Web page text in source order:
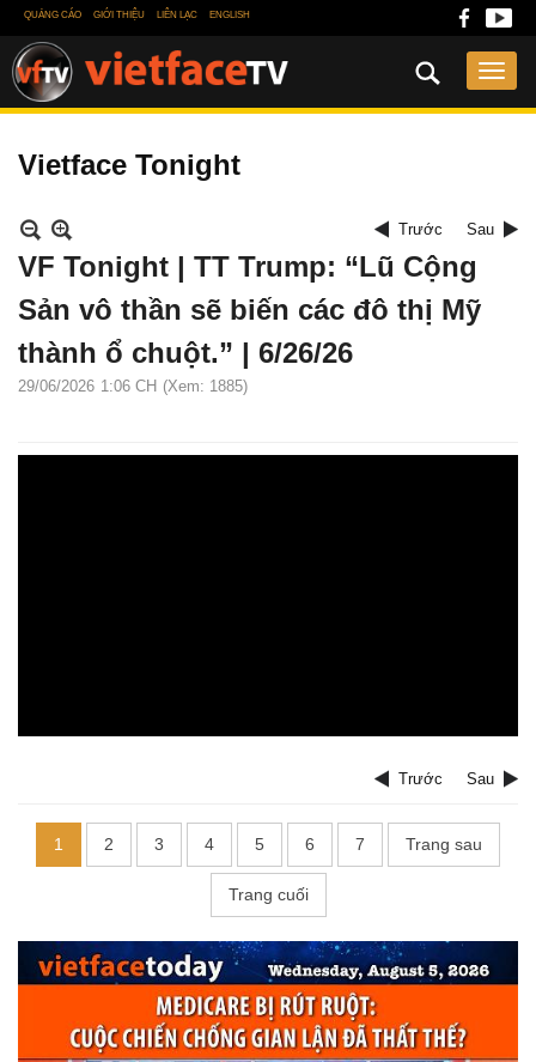
QUẢNG CÁO GIỚI THIỆU LIÊN LẠC ENGLISH
Vietface Tonight
Trước Sau
VF Tonight | TT Trump: “Lũ Cộng
Sản vô thần sẽ biến các đô thị Mỹ
thành ổ chuột.” | 6/26/26
29/06/2026 1:06 CH (Xem: 1885)
Trước Sau
1 2 3 4 5 6 7 Trang sau
Trang cuối